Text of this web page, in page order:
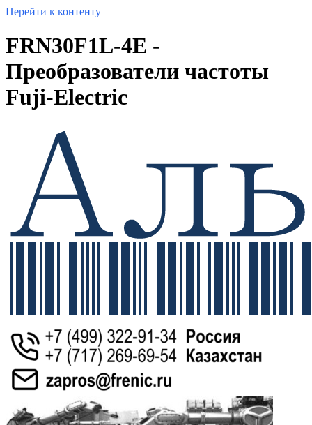
Перейти к контенту
FRN30F1L-4E -
Преобразователи частоты
Fuji-Electric